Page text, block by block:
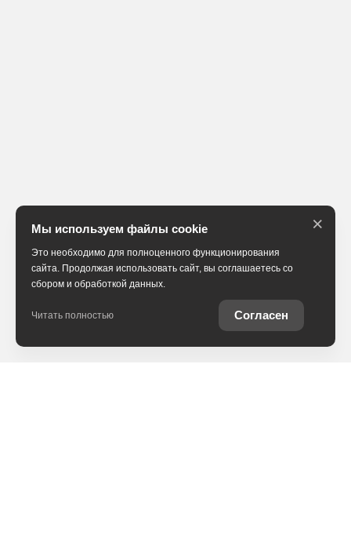
Мы используем файлы cookie
Это необходимо для полноценного функционирования
сайта. Продолжая использовать сайт, вы соглашаетесь со
сбором и обработкой данных.
Читать полностью Согласен
×